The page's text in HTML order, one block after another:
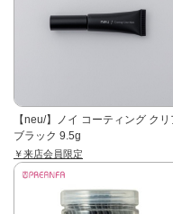
【neu/】ノイ コーティング クリ
ブラック 9.5g
￥来店会員限定